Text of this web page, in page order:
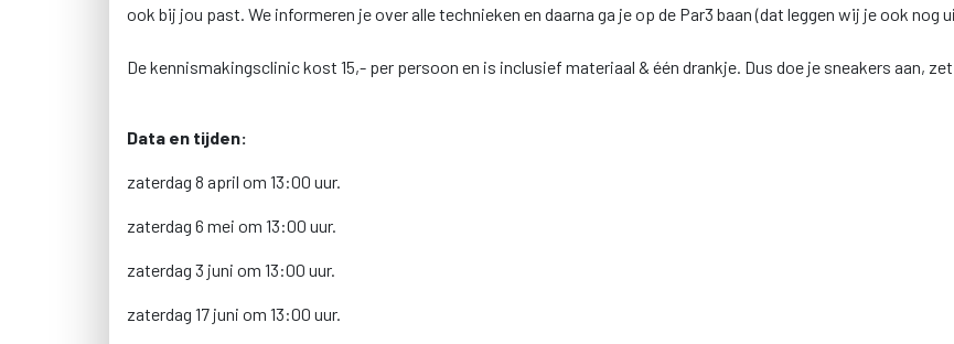
ook bij jou past. We informeren je over alle technieken en daarna ga je op de Par3 baan (dat leggen wij je ook nog
De kennismakingsclinic kost 15,- per persoon en is inclusief materiaal & één drankje. Dus doe je sneakers aan,
Data en tijden:
zaterdag 8 april om 13:00 uur.
zaterdag 6 mei om 13:00 uur.
zaterdag 3 juni om 13:00 uur.
zaterdag 17 juni om 13:00 uur.